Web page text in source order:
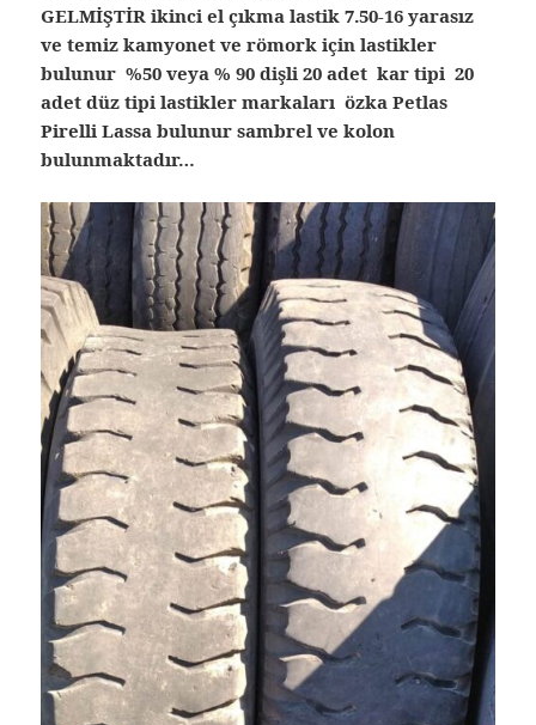
GELMİŞTİR ikinci el çıkma lastik 7.50-16 yarasız
ve temiz kamyonet ve römork için lastikler
bulunur %50 veya % 90 dişli 20 adet kar tipi 20
adet düz tipi lastikler markaları özka Petlas
Pirelli Lassa bulunur sambrel ve kolon
bulunmaktadır…